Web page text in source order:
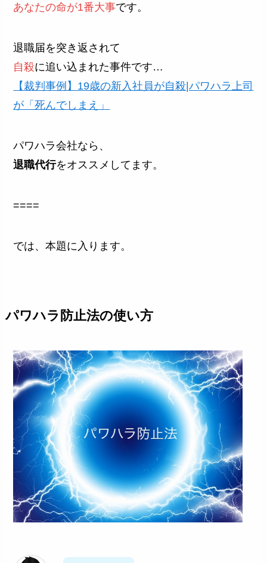
あなたの命が1番大事です。
退職届を突き返されて
自殺に追い込まれた事件です…
【裁判事例】19歳の新入社員が自殺|パワハラ上司
が「死んでしまえ」
パワハラ会社なら、
退職代行をオススメしてます。
====
では、本題に入ります。
パワハラ防止法の使い方